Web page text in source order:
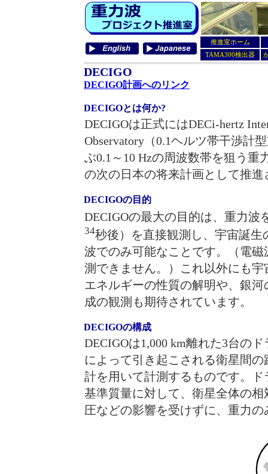
推進室ホーム
TAMA300検出器
DECIGO
DECIGO計画へのリンク
DECIGOとは何か?
DECIGOは正式にはDECi-hertz
Observatory（0.1ヘルツ帯干渉計
ぶ0.1～10 Hzの周波数帯を狙う重
の次の日本の将来計画として推進
DECIGOの目的
DECIGOの最大の目的は、重力波
34秒後）を直接観測し、宇宙誕
波でのみ可能なことです。（電
測できません。）これ以外にも
エネルギーの性質の解明や、銀
成の観測も期待されています。
DECIGOの構成
DECIGOは1,000 km離れた3台の
によって引き起こされる衛星間
計を用いて計測するものです。
基準質量に対して、衛星全体の
圧などの影響を受けずに、重力